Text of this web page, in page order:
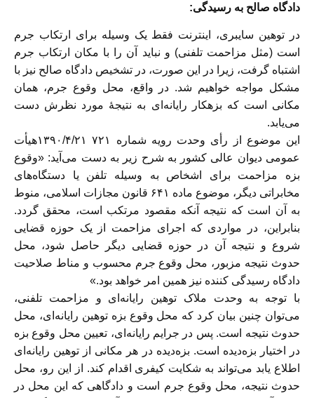
دادگاه صالح به رسیدگی:
در توهین سایبری، اینترنت فقط یک وسیله برای ارتکاب جرم
است (مثل مزاحمت تلفنی) و نباید آن را با مکان ارتکاب جرم
اشتباه گرفت، زیرا در این صورت، در تشخیص دادگاه صالح نیز با
مشکل مواجه خواهیم شد. در واقع، محل وقوع جرم،‌‌ همان
مکانی است که بزهکار رایانه‌ای به نتیجهٔ مورد نظرش دست
می‌یابد.
این موضوع از رأی وحدت رویه شماره ۷۲۱ ۱۳۹۰/۴/۲۱هیأت
عمومی دیوان عالی کشور به شرح زیر به دست می‌آید: «وقوع
بزه مزاحمت برای اشخاص به وسیله تلفن یا دستگاه‌های
مخابراتی دیگر، موضوع ماده ۶۴۱ قانون مجازات اسلامی، منوط
به آن است که نتیجه آنکه مقصود مرتکب است، محقق گردد.
بنابراین، در مواردی که اجرای مزاحمت از یک حوزه قضایی
شروع و نتیجه آن در حوزه قضایی دیگر حاصل شود، محل
حدوث نتیجه مزبور، محل وقوع جرم محسوب و مناط صلاحیت
دادگاه رسیدگی کننده نیز همین امر خواهد بود.»
با توجه به وحدت ملاک توهین رایانه‌ای و مزاحمت تلفنی،
می‌توان چنین بیان کرد که محل وقوع بزه توهین رایانه‌ای، محل
حدوث نتیجه است. پس در جرایم رایانه‌ای، تعیین محل وقوع بزه
در اختیار بزه‌دیده است. بزه‌دیده در هر مکانی از توهین رایانه‌ای
اطلاع یابد می‌تواند به شکایت کیفری اقدام کند. از این رو، محل
حدوث نتیجه، محل وقوع جرم است و دادگاهی که این محل در